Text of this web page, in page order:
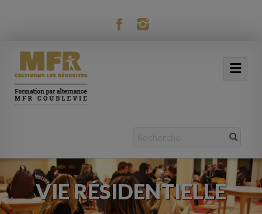
FORMATIONS
ACTUALITÉS
VIE RÉSIDENTIELLE